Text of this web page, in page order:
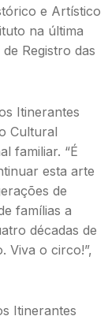
e Artístico
na última
Registro das
Itinerantes
Cultural
familiar. “É
esta arte
de
famílias a
décadas de
Viva o circo!”,
Itinerantes